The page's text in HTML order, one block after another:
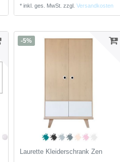
*inkl. ges. MwSt. zzgl.Versandkosten
-5%
Laurette Kleiderschrank Zen